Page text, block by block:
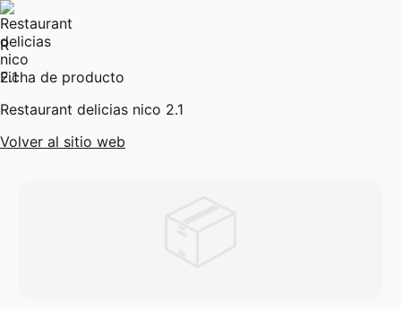
R
Ficha de producto
Restaurant delicias nico 2.1
Volver al sitio web